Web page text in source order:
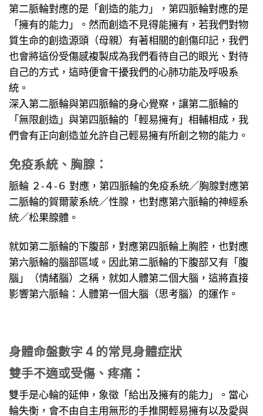
第二脈輪對應的是「創造的能力」，第四脈輪對應的是
「擁有的能力」。然而創造不見得能擁有，若我們對物
質生命的創造源頭（母親）有著相關的創傷印記，我們
也會將這份受傷感複製成為我們看待自己的眼光、對待
自己的方式，這時便會干擾我們的心肺功能及呼吸系
統。
深入第二脈輪與第四脈輪的身心覺察，讓第二脈輪的
「無限創造」與第四脈輪的「輕易擁有」相輔相成，我
們會有正向創造並允許自己輕易擁有所創之物的能力。
免疫系統、胸腺：
脈輪 ２-４-６ 對應，第四脈輪的免疫系統／胸腺對應第
二脈輪的賀爾蒙系統／性腺，也對應第六脈輪的神經系
統／松果腺體。
就如第二脈輪的下腹部，對應第四脈輪上胸腔，也對應
第六脈輪的腦部區域。因此第二脈輪的下腹部又有「腹
腦」（情緒腦）之稱，就如人體第二個大腦，這將直接
影響第六脈輪：人體第一個大腦（思考腦）的運作。
身體命盤數字 4 的常見身體症狀
雙手不適或受傷、疼痛：
雙手是心輪的延伸，象徵「給出及擁有的能力」。當心
輪失衡，會不由自主用無形的手推開輕易擁有以及愛與